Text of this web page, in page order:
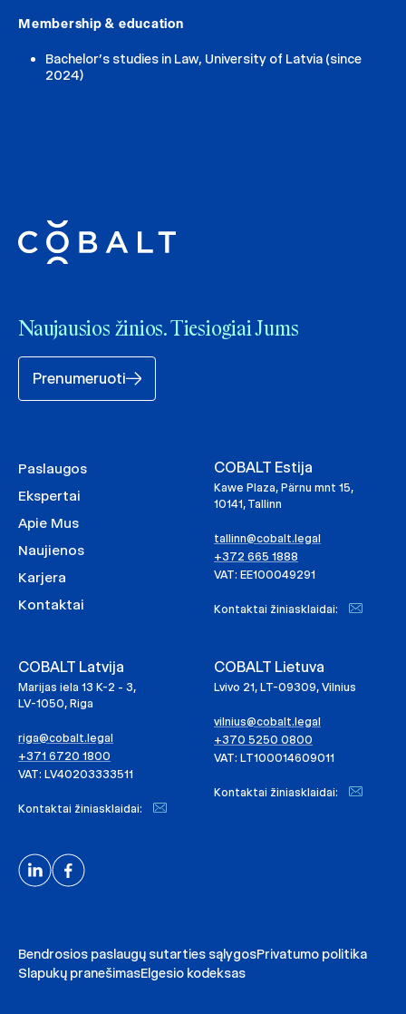
Membership & education
Bachelor’s studies in Law, University of Latvia (since
2024)
Naujausios žinios. Tiesiogiai Jums
Prenumeruoti
Paslaugos
Ekspertai
Apie Mus
Naujienos
Karjera
Kontaktai
COBALT Estija
Kawe Plaza, Pärnu mnt 15,
10141, Tallinn
tallinn@cobalt.legal
+372 665 1888
VAT: EE100049291
Kontaktai žiniasklaidai:
COBALT Latvija
Marijas iela 13 K-2 - 3,
LV-1050, Riga
riga@cobalt.legal
+371 6720 1800
VAT: LV40203333511
Kontaktai žiniasklaidai:
COBALT Lietuva
Lvivo 21, LT-09309, Vilnius
vilnius@cobalt.legal
+370 5250 0800
VAT: LT100014609011
Kontaktai žiniasklaidai:
Bendrosios paslaugų sutarties sąlygosPrivatumo politika
Slapukų pranešimasElgesio kodeksas